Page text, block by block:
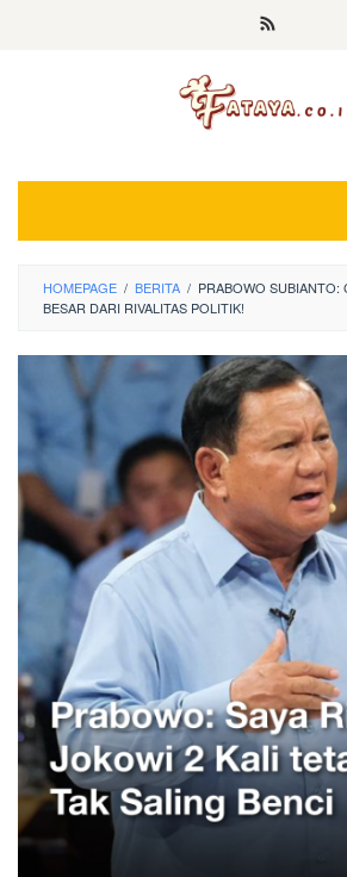
HOMEPAGE / BERITA / PRABOWO SUBIANTO:
BESAR DARI RIVALITAS POLITIK!